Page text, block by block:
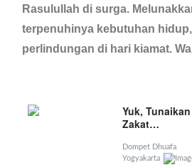
Rasulullah di surga.
terpenuhinya kebutuhan
perlindungan di hari kiamat.
Yuk, Tunaikan
Zakat
Dompet Dhuafa
Yogyakarta